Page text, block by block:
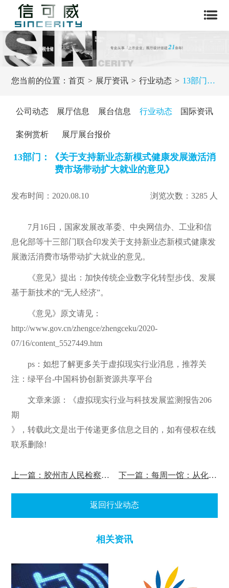
您当前的位置：首页 展厅资讯 行业动态 13部门：《关于支持新业态新模式健康发展激活消费市场带动扩大就业的意见》
公司动态 展厅信息 展台信息 行业动态 国际资讯
案例赏析 展厅展台报价
13部门：《关于支持新业态新模式健康发展激活消
费市场带动扩大就业的意见》
发布时间：2020.08.10 浏览次数：3285 人
7月16日，国家发展改革委、中央网信办、工业和信
息化部等十三部门联合印发关于支持新业态新模式健康发
展激活消费市场带动扩大就业的意见。
《意见》提出：加快传统企业数字化转型步伐、发展
基于新技术的“无人经济”。
《意见》原文请见：
http://www.gov.cn/zhengce/zhengceku/2020-
07/16/content_5527449.htm
ps：如想了解更多关于虚拟现实行业消息，推荐关
注：绿平台-中国科协创新资源共享平台
文章来源：《虚拟现实行业与科技发展监测报告206
期
》，转载此文是出于传递更多信息之目的，如有侵权在线
联系删除!
上一篇：胶州市人民检察院设立“民营企业法律风险防控与犯罪预防网络教育”3D虚拟展厅正式上线 下一篇：每周一馆：从化博物馆
返回行业动态
相关资讯